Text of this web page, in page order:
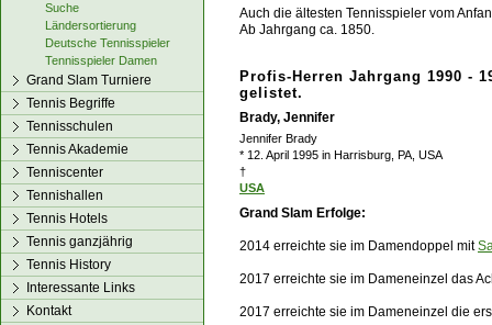
Auch die ältesten Tennisspieler vom
Ab Jahrgang ca. 1850.
Profis-Herren Jahrgang 1990 -
gelistet.
Brady, Jennifer
Jennifer Brady
* 12. April 1995 in Harrisburg, PA, USA
†
USA
Grand Slam Erfolge:
2014 erreichte sie im Damendoppel mit
2017 erreichte sie im Dameneinzel das
2017 erreichte sie im Dameneinzel die
Suche
Ländersortierung
Deutsche Tennisspieler
Tennisspieler Damen
Grand Slam Turniere
Tennis Begriffe
Tennisschulen
Tennis Akademie
Tenniscenter
Tennishallen
Tennis Hotels
Tennis ganzjährig
Tennis History
Interessante Links
Kontakt